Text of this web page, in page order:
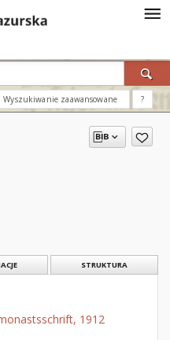
Wyszukiwanie zaawansowane ?
STRUKTURA
1912